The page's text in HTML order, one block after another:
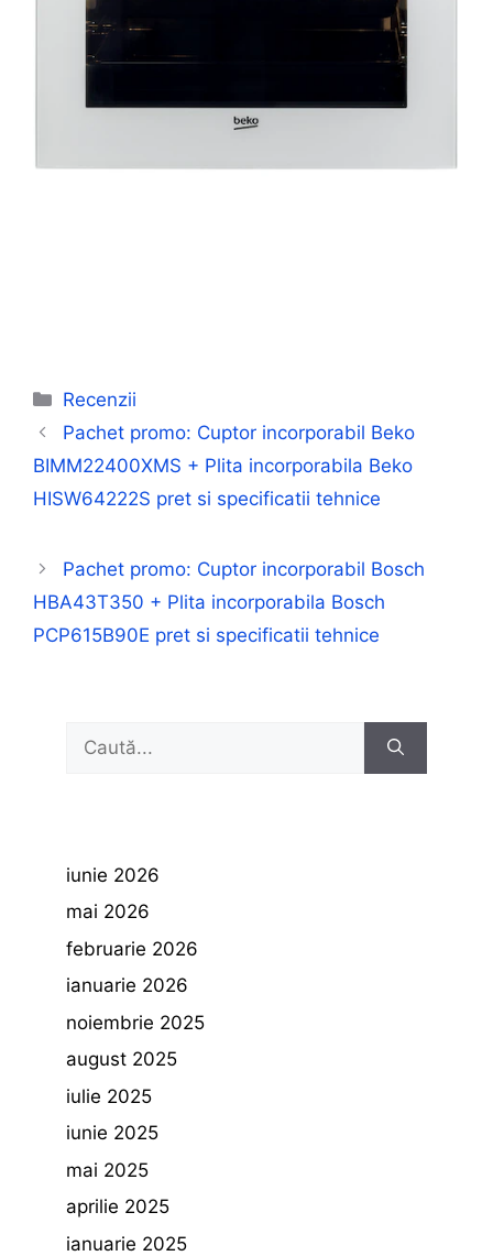
Categorii
Recenzii
Pachet promo: Cuptor incorporabil Beko
BIMM22400XMS + Plita incorporabila Beko
HISW64222S pret si specificatii tehnice
Pachet promo: Cuptor incorporabil Bosch
HBA43T350 + Plita incorporabila Bosch
PCP615B90E pret si specificatii tehnice
după:
iunie 2026
mai 2026
februarie 2026
ianuarie 2026
noiembrie 2025
august 2025
iulie 2025
iunie 2025
mai 2025
aprilie 2025
ianuarie 2025